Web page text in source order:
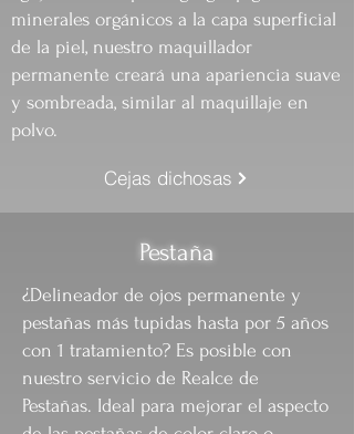
minerales orgánicos a la capa superficial
de la piel, nuestro maquillador
permanente creará una apariencia suave
y sombreada, similar al maquillaje en
polvo.
Cejas dichosas
Pestaña
¿Delineador de ojos permanente y
pestañas más tupidas hasta por 5 años
con 1 tratamiento? Es posible con
nuestro servicio de Realce de
Pestañas. Ideal para mejorar el aspecto